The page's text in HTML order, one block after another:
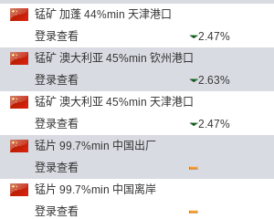
锰矿 加蓬 44%min 天津港口
登录查看
2.47%
锰矿 澳大利亚 45%min 钦州港口
登录查看
2.63%
锰矿 澳大利亚 45%min 天津港口
登录查看
2.47%
锰片 99.7%min 中国出厂
登录查看
锰片 99.7%min 中国离岸
登录查看